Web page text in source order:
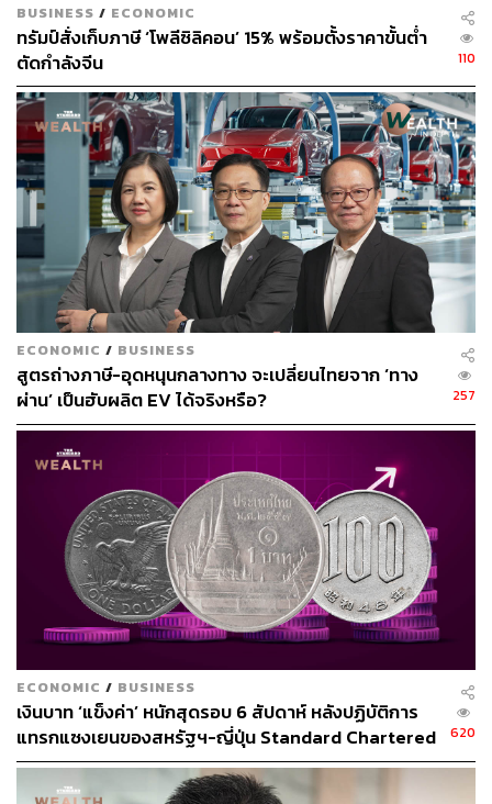
“การปรับลดอัตราดอกเบี้ยที่ 0.10% อย่างเดียวไม่เพียงพอที่จะ
หยุดการชะลอตัวของเศรษฐกิจได้” Raymond Yeung หัวหน้า
นักเศรษฐศาสตร์ของจีนจาก ANZ กล่าว
“มันจำเป็นต้องมีมาตรการที่มีผลกระทบมากกว่านี้ การปรับ
ลดการตั้งสำรอง (RRR) การปรับลดดอกเบี้ยสินเชื่อระยะ
กลาง (Medium-Term Lending Facility) และการปรับลดอัตรา
ดอกเบี้ยสินเชื่อเพื่อที่อยู่อาศัย มีแนวโน้มที่จะประกาศออกมา”
Yeung กล่าวเสริม
อ้างอิง:
https://www.bloomberg.com/news/articles/2024-09-2
3/china-announces-another-rate-cut-as-growth-slowd
own-worsens?srnd=homepage-asia&sref=CVqPBM
Vg
สามารถติดตาม THE STANDARD WEALTH
ผ่านแอปพลิเคชันต่างๆ ที่คุณสะดวกหรือใช้งานอยู่แล้วได้เลย
TAGS: Pan Gongsheng China เศรษฐกิจจีน
รัฐบาลจีน
BUSINESS / ECONOMIC
ทรัมป์สั่งเก็บภาษี ‘โพลีซิลิคอน’ 15% พร้อมตั้งราคาขั้นต่ำ
ตัดกำลังจีน
110
ECONOMIC / BUSINESS
สูตรถ่างภาษี-อุดหนุนกลางทาง จะเปลี่ยนไทยจาก ‘ทาง
ผ่าน’ เป็นฮับผลิต EV ได้จริงหรือ?
257
ECONOMIC / BUSINESS
เงินบาท ‘แข็งค่า’ หนักสุดรอบ 6 สัปดาห์ หลังปฏิบัติการ
แทรกแซงเยนของสหรัฐฯ-ญี่ปุ่น Standard Chartered
เปิดเป้าสิ้นปีนี้จ่อแข็งต่อแตะ 32.50 บาทต่อดอลลาร์
620